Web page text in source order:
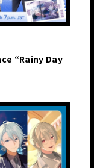
“Rainy Day